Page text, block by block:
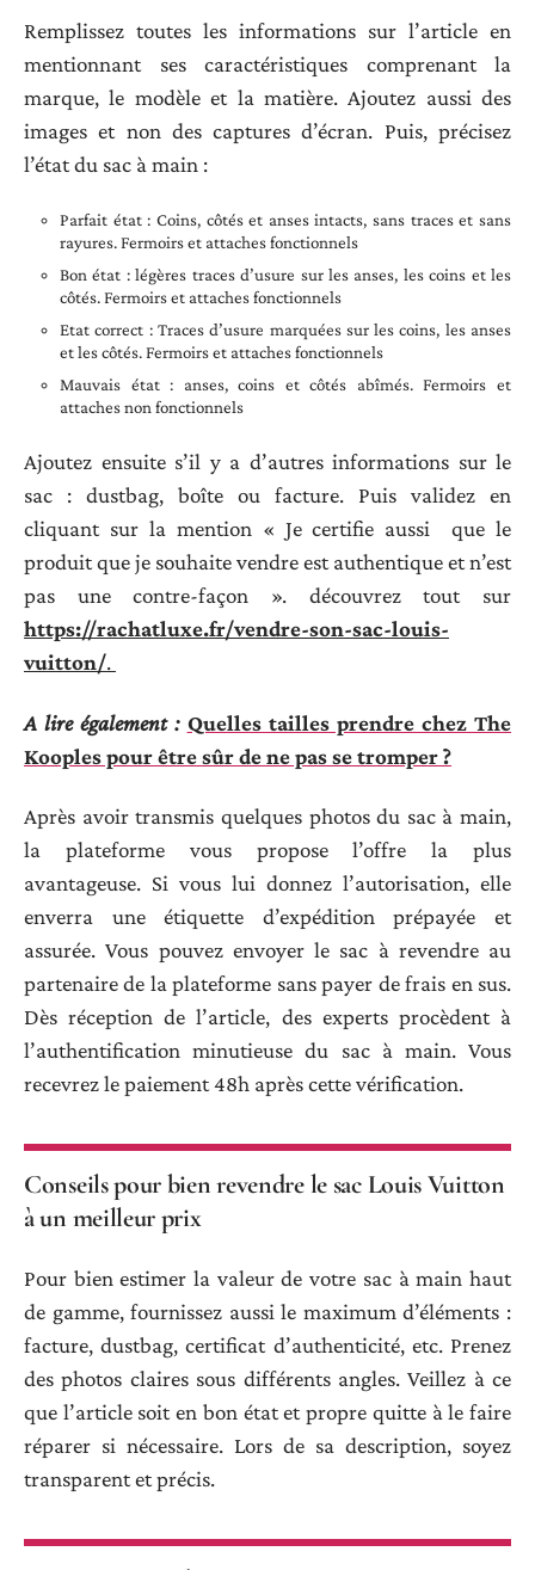
Remplissez toutes les informations sur l’article en
mentionnant ses caractéristiques comprenant la
marque, le modèle et la matière. Ajoutez aussi des
images et non des captures d’écran. Puis, précisez
l’état du sac à main :
Parfait état : Coins, côtés et anses intacts, sans traces et sans
rayures. Fermoirs et attaches fonctionnels
Bon état : légères traces d’usure sur les anses, les coins et les
côtés. Fermoirs et attaches fonctionnels
Etat correct : Traces d’usure marquées sur les coins, les anses
et les côtés. Fermoirs et attaches fonctionnels
Mauvais état : anses, coins et côtés abîmés. Fermoirs et
attaches non fonctionnels
Ajoutez ensuite s’il y a d’autres informations sur le
sac : dustbag, boîte ou facture. Puis validez en
cliquant sur la mention « Je certifie aussi que le
produit que je souhaite vendre est authentique et n’est
pas une contre-façon ». découvrez tout sur
https://rachatluxe.fr/vendre-son-sac-louis-
vuitton/.
A lire également : Quelles tailles prendre chez The
Kooples pour être sûr de ne pas se tromper ?
Après avoir transmis quelques photos du sac à main,
la plateforme vous propose l’offre la plus
avantageuse. Si vous lui donnez l’autorisation, elle
enverra une étiquette d’expédition prépayée et
assurée. Vous pouvez envoyer le sac à revendre au
partenaire de la plateforme sans payer de frais en sus.
Dès réception de l’article, des experts procèdent à
l’authentification minutieuse du sac à main. Vous
recevrez le paiement 48h après cette vérification.
Conseils pour bien revendre le sac Louis Vuitton
à un meilleur prix
Pour bien estimer la valeur de votre sac à main haut
de gamme, fournissez aussi le maximum d’éléments :
facture, dustbag, certificat d’authenticité, etc. Prenez
des photos claires sous différents angles. Veillez à ce
que l’article soit en bon état et propre quitte à le faire
réparer si nécessaire. Lors de sa description, soyez
transparent et précis.